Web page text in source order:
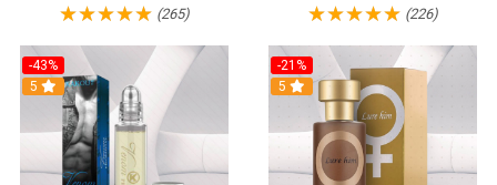
(265) (226)
-43%
5
-21%
5